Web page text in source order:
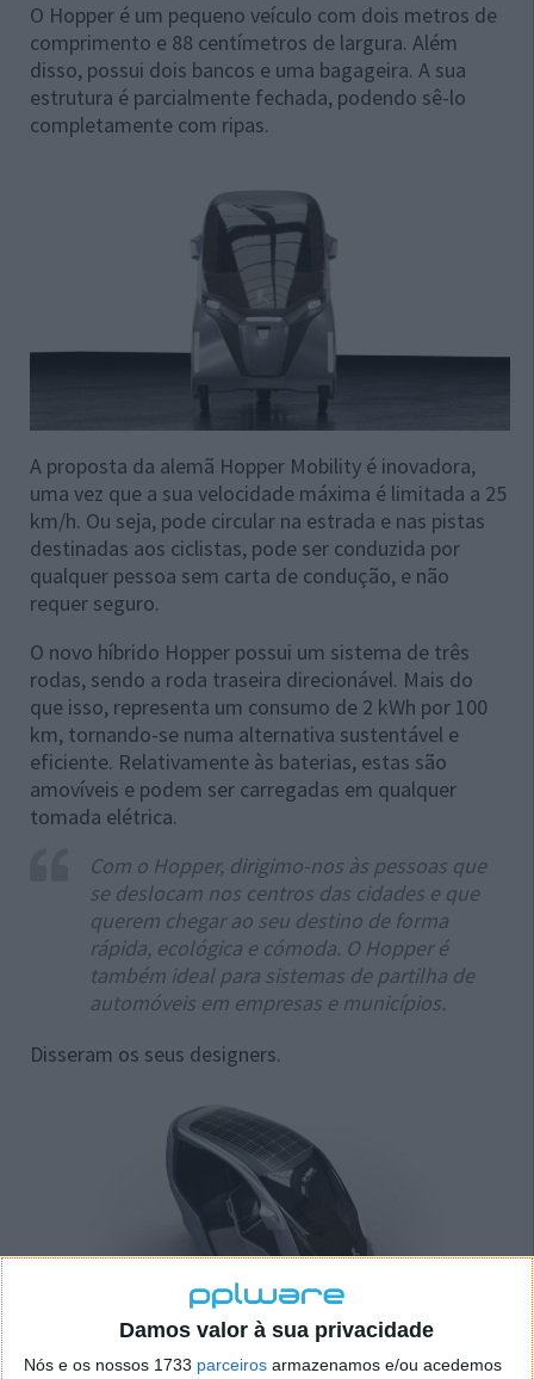
Damos valor à sua privacidade
Nós e os nossos 1733 parceiros armazenamos e/ou acedemos
O Hopper é um pequeno veículo com dois metros de
comprimento e 88 centímetros de largura. Além
disso, possui dois bancos e uma bagageira. A sua
estrutura é parcialmente fechada, podendo sê-lo
completamente com ripas.
A proposta da alemã Hopper Mobility é inovadora,
uma vez que a sua velocidade máxima é limitada a 25
km/h. Ou seja, pode circular na estrada e nas pistas
destinadas aos ciclistas, pode ser conduzida por
qualquer pessoa sem carta de condução, e não
requer seguro.
O novo híbrido Hopper possui um sistema de três
rodas, sendo a roda traseira direcionável. Mais do
que isso, representa um consumo de 2 kWh por 100
km, tornando-se numa alternativa sustentável e
eficiente. Relativamente às baterias, estas são
amovíveis e podem ser carregadas em qualquer
tomada elétrica.
Com o Hopper, dirigimo-nos às pessoas que
se deslocam nos centros das cidades e que
querem chegar ao seu destino de forma
rápida, ecológica e cómoda. O Hopper é
também ideal para sistemas de partilha de
automóveis em empresas e municípios.
Disseram os seus designers.